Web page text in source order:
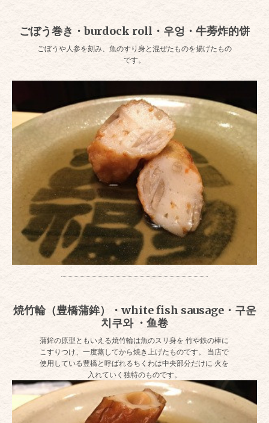
ごぼう巻き・burdock roll・우엉・牛蒡炸的饼
ごぼうや人参を刻み、魚のすり身と混ぜたものを揚げたもの
です。
焼竹輪（豊橋蒲鉾）・white fish sausage・구운
치쿠와 ・鱼卷
蒲鉾の原型ともいえる焼竹輪は魚のスリ身を 竹や鉄の棒に
こすりつけ、一度蒸してから焼き上げたものです。 当店で
使用している豊橋と呼ばれるちくわは中央部分だけに 火を
入れていく独特のものです。